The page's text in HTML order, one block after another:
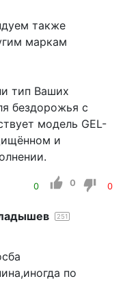
также
маркам
тип Ваших
бездорожья с
модель GEL-
и
0 0 0
251
по